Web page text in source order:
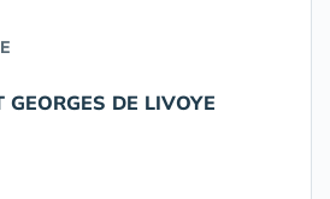
DE LIVOYE